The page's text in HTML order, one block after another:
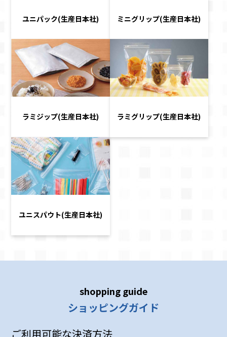
ユニパック(生産日本社) ミニグリップ(生産日本社)
ラミジップ(生産日本社) ラミグリップ(生産日本社)
ユニスパウト(生産日本社)
shopping guide
ショッピングガイド
ご利用可能な決済方法